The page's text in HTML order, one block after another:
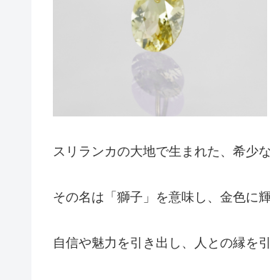
スリランカの大地で生まれた、希少
その名は「獅子」を意味し、金色に
自信や魅力を引き出し、人との縁を